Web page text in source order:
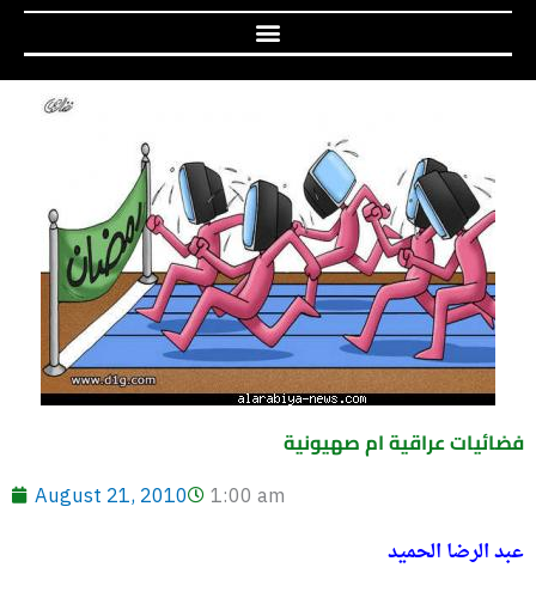
فضائيات عراقية ام صهيونية
August 21, 2010 1:00 am
عبد الرضا الحميد